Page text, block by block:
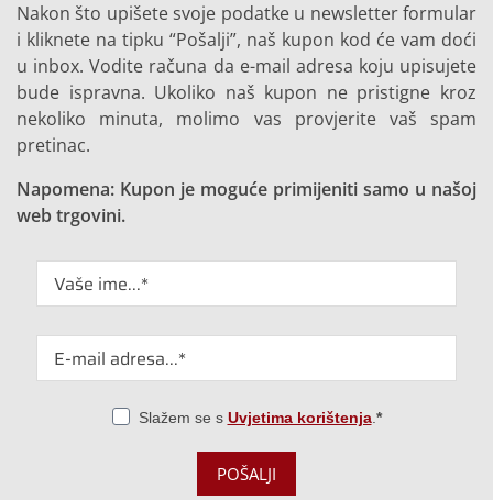
Nakon što upišete svoje podatke u newsletter formular
i kliknete na tipku “Pošalji”, naš kupon kod će vam doći
u inbox. Vodite računa da e-mail adresa koju upisujete
bude ispravna. Ukoliko naš kupon ne pristigne kroz
nekoliko minuta, molimo vas provjerite vaš spam
pretinac.
Napomena: Kupon je moguće primijeniti samo u našoj
web trgovini.
Slažem se s Uvjetima korištenja.
POŠALJI